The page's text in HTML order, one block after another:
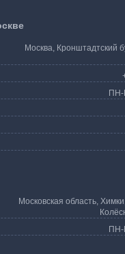
Москва, Кронштадтский
ПН-
Московская область,
ПН-